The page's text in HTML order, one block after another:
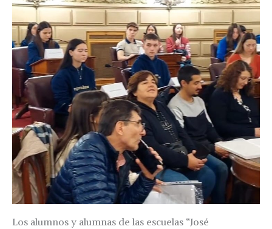
Los alumnos y alumnas de las escuelas “José